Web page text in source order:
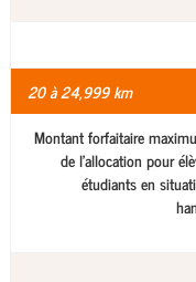
20 à 24,999 km
Montant forfaitaire
de l'allocation pour
étudiants en